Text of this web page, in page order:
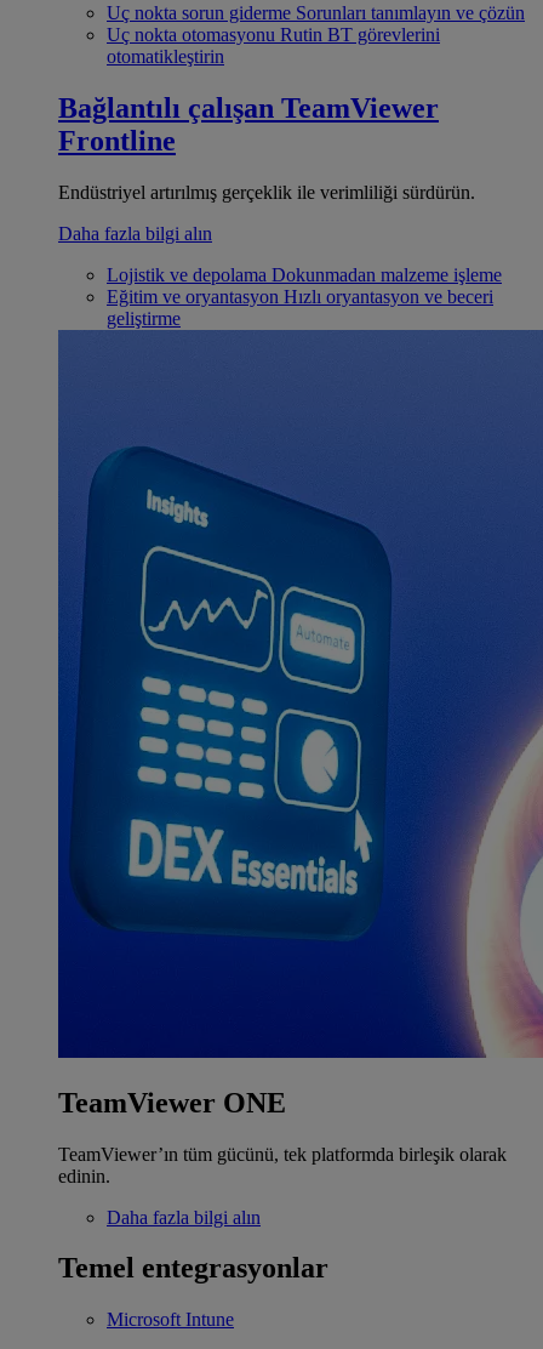
Uç nokta sorun giderme Sorunları tanımlayın ve çözün
Uç nokta otomasyonu Rutin BT görevlerini
otomatikleştirin
Bağlantılı çalışan TeamViewer
Frontline
Endüstriyel artırılmış gerçeklik ile verimliliği sürdürün.
Daha fazla bilgi alın
Lojistik ve depolama Dokunmadan malzeme işleme
Eğitim ve oryantasyon Hızlı oryantasyon ve beceri
geliştirme
TeamViewer ONE
TeamViewer’ın tüm gücünü, tek platformda birleşik olarak
edinin.
Daha fazla bilgi alın
Temel entegrasyonlar
Microsoft Intune